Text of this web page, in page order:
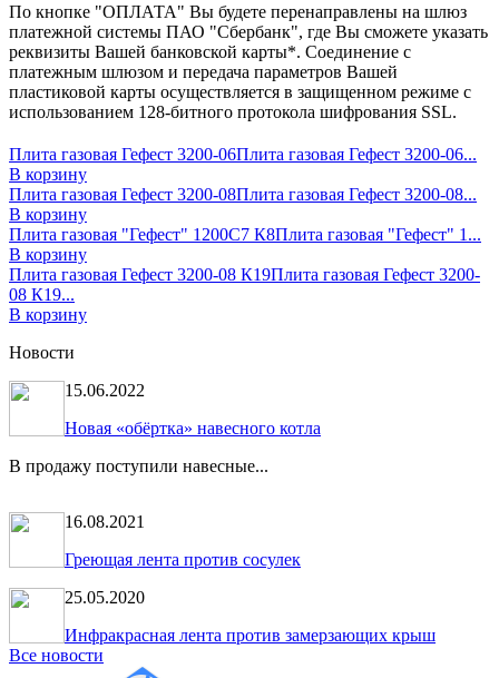
По кнопке "ОПЛАТА" Вы будете перенаправлены на шлюз
платежной системы ПАО "Сбербанк", где Вы сможете указать
реквизиты Вашей банковской карты*. Соединение с
платежным шлюзом и передача параметров Вашей
пластиковой карты осуществляется в защищенном режиме с
использованием 128-битного протокола шифрования SSL.
Плита газовая Гефест 3200-06Плита газовая Гефест 3200-06...
В корзину
Плита газовая Гефест 3200-08Плита газовая Гефест 3200-08...
В корзину
Плита газовая "Гефест" 1200С7 К8Плита газовая "Гефест" 1...
В корзину
Плита газовая Гефест 3200-08 К19Плита газовая Гефест 3200-
08 К19...
В корзину
Новости
15.06.2022
Новая «обёртка» навесного котла
В продажу поступили навесные...
16.08.2021
Греющая лента против сосулек
25.05.2020
Инфракрасная лента против замерзающих крыш
Все новости